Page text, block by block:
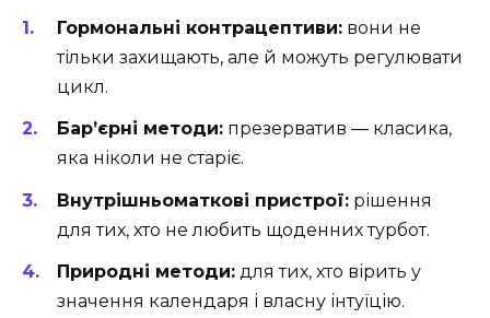
Гормональні контрацептиви: вони не
тільки захищають, але й можуть регулювати
цикл.
Бар’єрні методи: презерватив — класика,
яка ніколи не старіє.
Внутрішньоматкові пристрої: рішення
для тих, хто не любить щоденних турбот.
Природні методи: для тих, хто вірить у
значення календаря і власну інтуїцію.